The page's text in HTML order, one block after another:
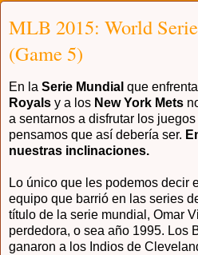
MLB 2015: World
(Game 5)
En la Serie Mundial que
Royals y a los New York Mets
a sentarnos a disfrutar los
pensamos que así debería ser.
nuestras inclinaciones.
Lo único que les podemos decir
equipo que barrió en las series
título de la serie mundial, Omar
perdedora, o sea año 1995. Los
ganaron a los Indios de